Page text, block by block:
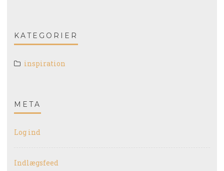
KATEGORIER
inspiration
META
Log ind
Indlægsfeed